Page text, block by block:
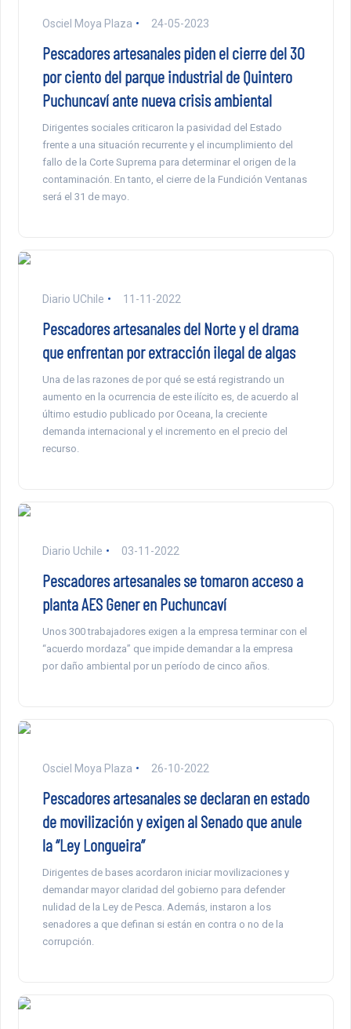
Osciel Moya Plaza 24-05-2023
Pescadores artesanales piden el cierre del 30
por ciento del parque industrial de Quintero
Puchuncaví ante nueva crisis ambiental
Dirigentes sociales criticaron la pasividad del Estado
frente a una situación recurrente y el incumplimiento del
fallo de la Corte Suprema para determinar el origen de la
contaminación. En tanto, el cierre de la Fundición Ventanas
será el 31 de mayo.
Diario UChile 11-11-2022
Pescadores artesanales del Norte y el drama
que enfrentan por extracción ilegal de algas
Una de las razones de por qué se está registrando un
aumento en la ocurrencia de este ilícito es, de acuerdo al
último estudio publicado por Oceana, la creciente
demanda internacional y el incremento en el precio del
recurso.
Diario Uchile 03-11-2022
Pescadores artesanales se tomaron acceso a
planta AES Gener en Puchuncaví
Unos 300 trabajadores exigen a la empresa terminar con el
“acuerdo mordaza” que impide demandar a la empresa
por daño ambiental por un período de cinco años.
Osciel Moya Plaza 26-10-2022
Pescadores artesanales se declaran en estado
de movilización y exigen al Senado que anule
la “Ley Longueira”
Dirigentes de bases acordaron iniciar movilizaciones y
demandar mayor claridad del gobierno para defender
nulidad de la Ley de Pesca. Además, instaron a los
senadores a que definan si están en contra o no de la
corrupción.